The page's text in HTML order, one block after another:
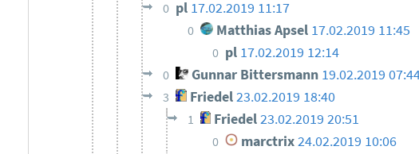
0 pl 17.02.2019 11:17
0 Matthias Apsel 17.02.2019 11:45
0 pl 17.02.2019 12:14
0 Gunnar Bittersmann 19.02.2019
3 Friedel 23.02.2019 18:40
1 Friedel23.02.2019 20:51
0 marctrix 24.02.2019 10:06